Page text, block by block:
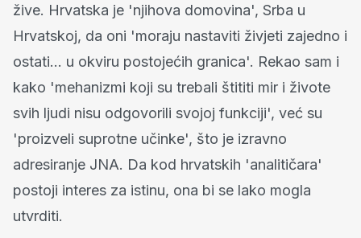
žive. Hrvatska je 'njihova domovina', Srba u
Hrvatskoj, da oni 'moraju nastaviti živjeti zajedno i
ostati... u okviru postojećih granica'. Rekao sam i
kako 'mehanizmi koji su trebali štititi mir i živote
svih ljudi nisu odgovorili svojoj funkciji', već su
'proizveli suprotne učinke', što je izravno
adresiranje JNA. Da kod hrvatskih 'analitičara'
postoji interes za istinu, ona bi se lako mogla
utvrditi.